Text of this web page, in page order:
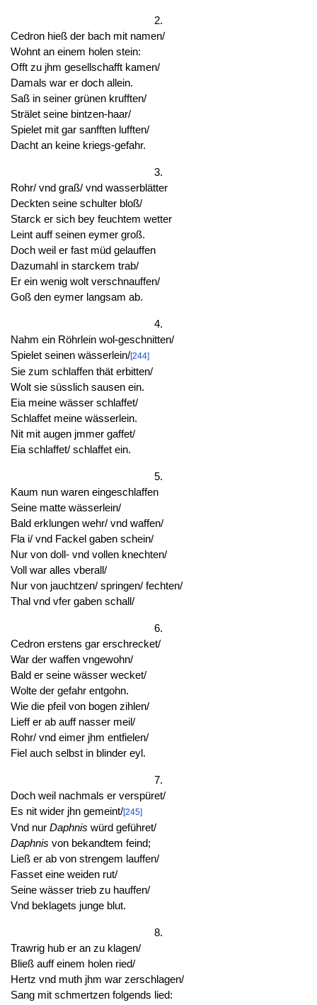
2.
Cedron hieß der bach mit namen/
Wohnt an einem holen stein:
Offt zu jhm gesellschafft kamen/
Damals war er doch allein.
Saß in seiner grünen krufften/
Strälet seine bintzen-haar/
Spielet mit gar sanfften lufften/
Dacht an keine kriegs-gefahr.
3.
Rohr/ vnd graß/ vnd wasserblätter
Deckten seine schulter bloß/
Starck er sich bey feuchtem wetter
Leint auff seinen eymer groß.
Doch weil er fast müd gelauffen
Dazumahl in starckem trab/
Er ein wenig wolt verschnauffen/
Goß den eymer langsam ab.
4.
Nahm ein Röhrlein wol-geschnitten/
Spielet seinen wässerlein/[244]
Sie zum schlaffen thät erbitten/
Wolt sie süsslich sausen ein.
Eia meine wässer schlaffet/
Schlaffet meine wässerlein.
Nit mit augen jmmer gaffet/
Eia schlaffet/ schlaffet ein.
5.
Kaum nun waren eingeschlaffen
Seine matte wässerlein/
Bald erklungen wehr/ vnd waffen/
Fla i/ vnd Fackel gaben schein/
Nur von doll- vnd vollen knechten/
Voll war alles vberall/
Nur von jauchtzen/ springen/ fechten/
Thal vnd vfer gaben schall/
6.
Cedron erstens gar erschrecket/
War der waffen vngewohn/
Bald er seine wässer wecket/
Wolte der gefahr entgohn.
Wie die pfeil von bogen zihlen/
Lieff er ab auff nasser meil/
Rohr/ vnd eimer jhm entfielen/
Fiel auch selbst in blinder eyl.
7.
Doch weil nachmals er verspüret/
Es nit wider jhn gemeint/[245]
Vnd nur Daphnis würd geführet/
Daphnis von bekandtem feind;
Ließ er ab von strengem lauffen/
Fasset eine weiden rut/
Seine wässer trieb zu hauffen/
Vnd beklagets junge blut.
8.
Trawrig hub er an zu klagen/
Bließ auff einem holen ried/
Hertz vnd muth jhm war zerschlagen/
Sang mit schmertzen folgends lied: